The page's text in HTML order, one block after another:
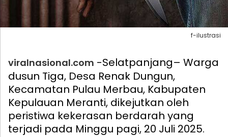
f-ilustrasi
viralnasional.com -Selatpanjang– Warga
dusun Tiga, Desa Renak Dungun,
Kecamatan Pulau Merbau, Kabupaten
Kepulauan Meranti, dikejutkan oleh
peristiwa kekerasan berdarah yang
terjadi pada Minggu pagi, 20 Juli 2025.